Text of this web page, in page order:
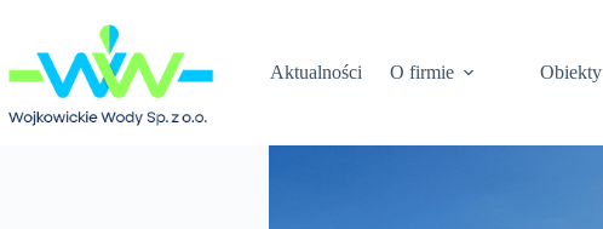
treści
Aktualności
O firmie Obiekty